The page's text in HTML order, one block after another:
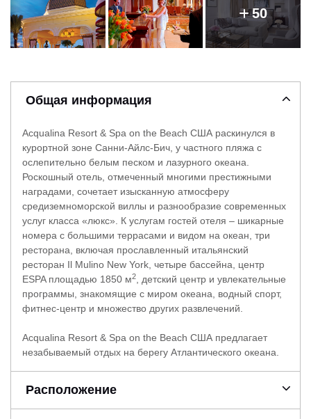
50
Общая информация
Acqualina Resort & Spa on the Beach США раскинулся в
курортной зоне Санни-Айлс-Бич, у частного пляжа с
ослепительно белым песком и лазурного океана.
Роскошный отель, отмеченный многими престижными
наградами, сочетает изысканную атмосферу
средиземноморской виллы и разнообразие современных
услуг класса «люкс». К услугам гостей отеля – шикарные
номера с большими террасами и видом на океан, три
ресторана, включая прославленный итальянский
ресторан Il Mulino New York, четыре бассейна, центр
ESPA площадью 1850 м2
, детский центр и увлекательные
программы, знакомящие с миром океана, водный спорт,
фитнес-центр и множество других развлечений.
Acqualina Resort & Spa on the Beach США предлагает
незабываемый отдых на берегу Атлантического океана.
Расположение